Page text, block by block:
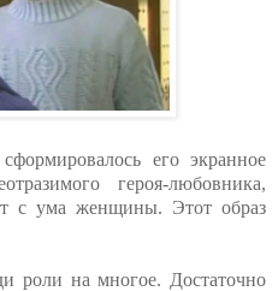
его экранное
героя-любовника,
с ума женщины. Этот образ
роли на многое. Достаточно